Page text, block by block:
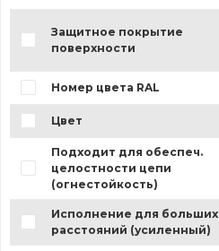
Защитное покрытие
поверхности
Номер цвета RAL
Цвет
Подходит для обеспеч.
целостности цепи
(огнестойкость)
Исполнение для больших
расстояний (усиленный)